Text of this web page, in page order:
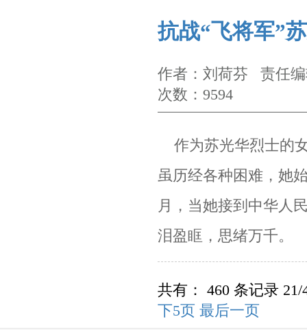
抗战“飞将军”
作者：刘荷芬 责任
次数：9594
作为苏光华烈士的
虽历经各种困难，她
月，当她接到中华人
泪盈眶，思绪万千。
共有： 460 条记录
下5页 最后一页